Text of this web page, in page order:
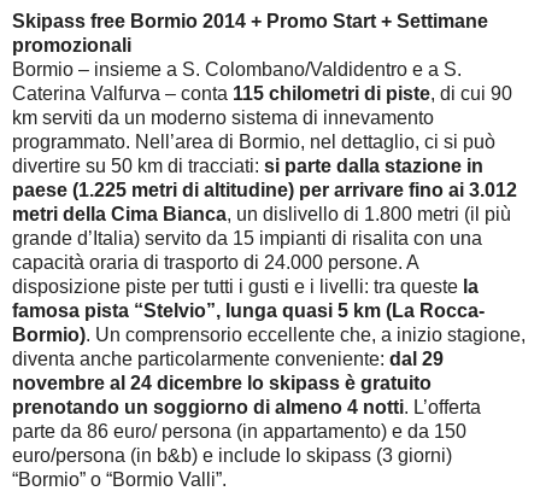
Skipass free Bormio 2014 + Promo Start + Settimane
promozionali
Bormio – insieme a S. Colombano/Valdidentro e a S.
Caterina Valfurva – conta 115 chilometri di piste, di cui 90
km serviti da un moderno sistema di innevamento
programmato. Nell’area di Bormio, nel dettaglio, ci si può
divertire su 50 km di tracciati: si parte dalla stazione in
paese (1.225 metri di altitudine) per arrivare fino ai 3.012
metri della Cima Bianca, un dislivello di 1.800 metri (il più
grande d’Italia) servito da 15 impianti di risalita con una
capacità oraria di trasporto di 24.000 persone. A
disposizione piste per tutti i gusti e i livelli: tra queste la
famosa pista “Stelvio”, lunga quasi 5 km (La Rocca-
Bormio). Un comprensorio eccellente che, a inizio stagione,
diventa anche particolarmente conveniente: dal 29
novembre al 24 dicembre lo skipass è gratuito
prenotando un soggiorno di almeno 4 notti. L’offerta
parte da 86 euro/ persona (in appartamento) e da 150
euro/persona (in b&b) e include lo skipass (3 giorni)
“Bormio” o “Bormio Valli”.